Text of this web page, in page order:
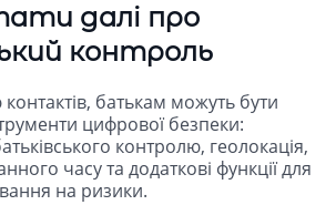
далі про
контроль
батькам можуть бути
цифрової безпеки:
контролю, геолокація,
часу та додаткові функції для
на ризики.